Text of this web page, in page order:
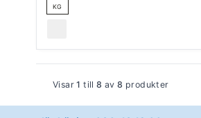
KG
Visar1 till8 av8 produkter